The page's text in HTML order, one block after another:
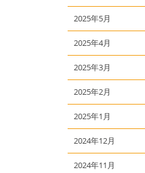
2025年5月
2025年4月
2025年3月
2025年2月
2025年1月
2024年12月
2024年11月